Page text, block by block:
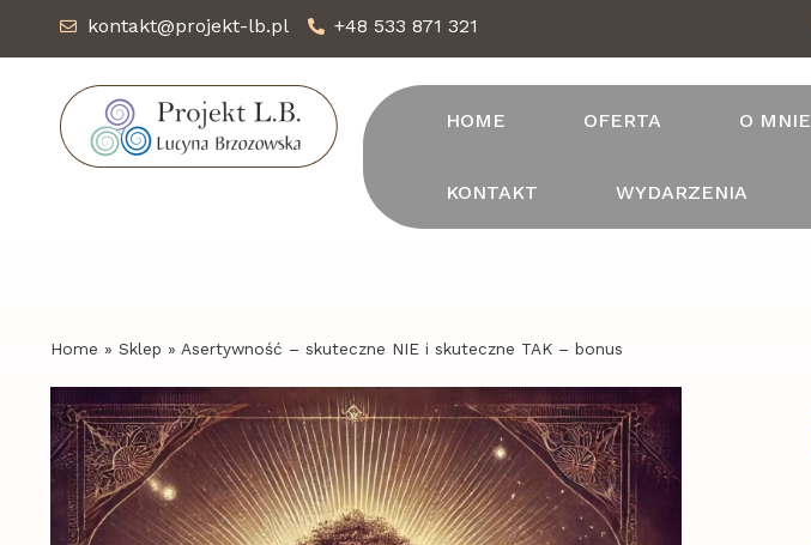
kontakt@projekt-lb.pl +48 533 871 321
HOME OFERTA O MNIE
KONTAKT WYDARZENIA
Home » Sklep » Asertywność – skuteczne NIE i skuteczne TAK – bonus